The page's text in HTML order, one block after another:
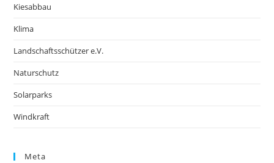
Kiesabbau
Klima
Landschaftsschützer e.V.
Naturschutz
Solarparks
Windkraft
Meta